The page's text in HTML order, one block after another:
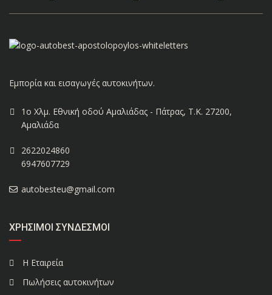
Εμπορία και εισαγωγές αυτοκινήτων.
1ο Χλμ. Εθνική οδού Αμαλιάδας - Πάτρας, Τ.Κ. 27200,
Αμαλιάδα
2622024860
6947607729
autobesteu@gmail.com
ΧΡΉΣΙΜΟΙ ΣΎΝΔΕΣΜΟΙ
Η Εταιρεία
Πωλήσεις αυτοκινήτων